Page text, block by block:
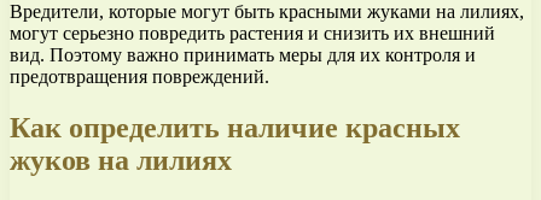
Вредители, которые могут быть красными жуками на лилиях,
могут серьезно повредить растения и снизить их внешний
вид. Поэтому важно принимать меры для их контроля и
предотвращения повреждений.
Как определить наличие красных
жуков на лилиях